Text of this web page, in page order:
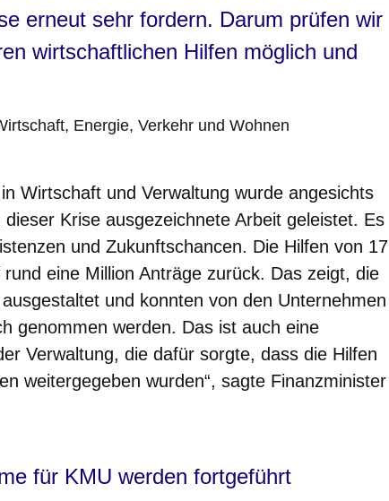
erneut sehr fordern. Darum prüfen wir
wirtschaftlichen Hilfen möglich und
Energie, Verkehr und Wohnen
Wirtschaft und Verwaltung wurde angesichts
Krise ausgezeichnete Arbeit geleistet. Es
und Zukunftschancen. Die Hilfen von 17
eine Million Anträge zurück. Das zeigt, die
und konnten von den Unternehmen
genommen werden. Das ist auch eine
Verwaltung, die dafür sorgte, dass die Hilfen
weitergegeben wurden“, sagte Finanzminister
für KMU werden fortgeführt